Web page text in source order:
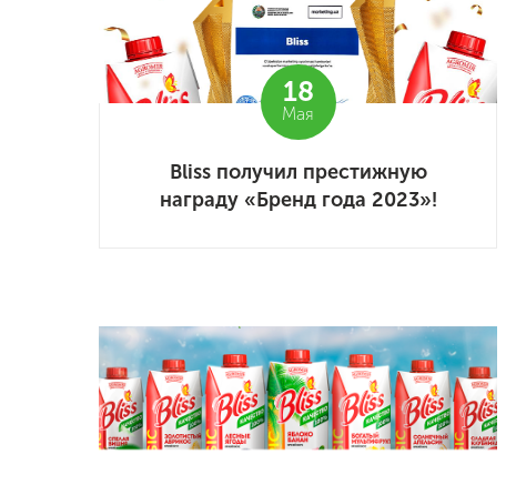
18
Мая
Bliss получил престижную
награду «Бренд года 2023»!